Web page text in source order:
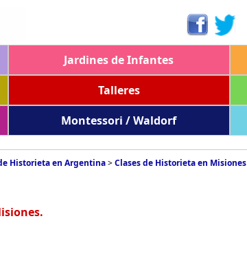
Jardines de Infantes
Talleres
Montessori / Waldorf
Historieta en Argentina>Clases de Historieta en Misiones